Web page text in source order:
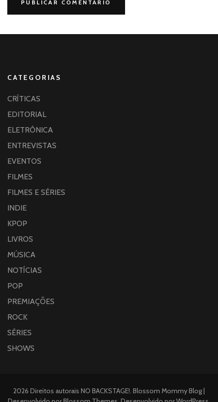
CATEGORIAS
CRÍTICAS
EDITORIAL
ELETRÔNICA
ENTREVISTAS
EVENTOS
FILMES
FILMES E SÉRIES
INDIE
KPOP
LIVROS
MÚSICA
NOTÍCIAS
POP
PREMIAÇÕES
ROCK
SÉRIES
SHOWS
2026 Direitos autorais NO BACKSTAGE!. Blossom Mommy Blog |